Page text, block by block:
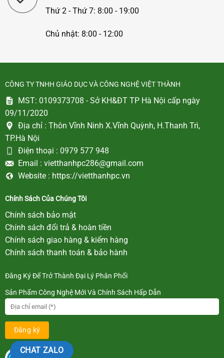
Thứ 2 - Thứ 7: 8:00 - 19:00
Chủ nhật: 8:00 - 12:00
CÔNG TY TNHH GIÁO DỤC VÀ CÔNG NGHỆ VIỆT THÀNH
MST: 0109373708 - Sở KH&ĐT TP Hà Nội cấp ngày
09/11/2020
Địa chỉ : Thôn Vĩnh Ninh X.Vĩnh Quỳnh, H.Thanh Trì,
TP.Hà Nội
Điện thoại : 0979 577 948
Email : vietthanhpc286@gmail.com
Website : https://vietthanhpc.vn
Chính Sách Của Chúng Tôi
Chính sách bảo mật
Chính sách đổi trả & hoàn tiền
Chính sách giao hàng & kiểm hàng
Chính sách thanh toán & bảo hành
Đăng Ký Để Trở Thành Đại Lý Phân Phối
Sản Phẩm Công Nghệ Mới Và Chính Sách Hấp Dẫn
CHAT ZALO